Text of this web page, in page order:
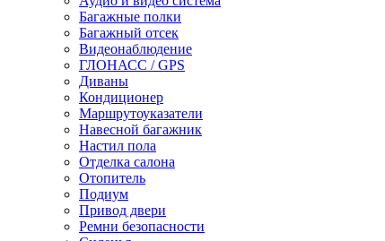
Багажные полки
Багажный отсек
Видеонаблюдение
ГЛОНАСС / GPS
Диваны
Кондиционер
Маршрутоуказатели
Навесной багажник
Настил пола
Отделка салона
Отопитель
Подиум
Привод двери
Ремни безопасности